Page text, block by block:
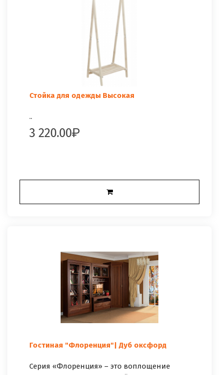
Стойка для одежды Высокая
..
3 220.00
Гостиная "Флоренция"| Дуб оксфорд
Серия «Флоренция» – это воплощение